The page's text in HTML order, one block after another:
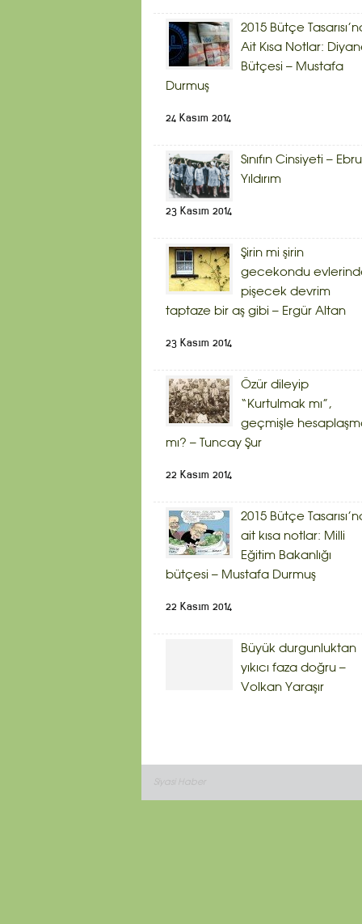
2015 Bütçe
Ait Kısa Notlar:
Bütçesi – Mustafa
Durmuş
24 Kasım 2014
Sınıfın Cinsiyeti – Ebru
Yıldırım
23 Kasım 2014
Şirin mi şirin
gecekondu
pişecek devrim
taptaze bir aş gibi – Ergür Altan
23 Kasım 2014
Özür dileyip
“Kurtulmak mı”,
geçmişle
mı? – Tuncay Şur
22 Kasım 2014
2015 Bütçe
ait kısa notlar: Milli
Eğitim Bakanlığı
bütçesi – Mustafa Durmuş
22 Kasım 2014
Büyük durgunluktan
yıkıcı faza doğru –
Volkan Yaraşır
Siyasi Haber